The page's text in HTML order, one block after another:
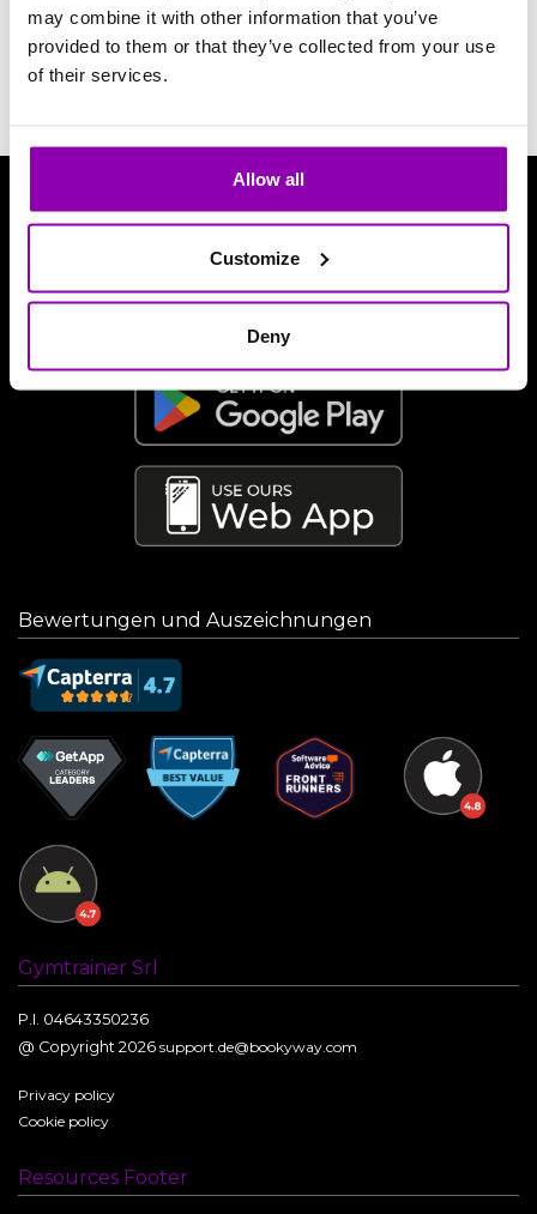
may combine it with other information that you’ve
provided to them or that they’ve collected from your use
of their services.
Allow all
Customize
Deny
Vorherige Seite
Laden Sie unsere App herunter
Bewertungen und Auszeichnungen
Gymtrainer Srl
P.I. 04643350236
@ Copyright 2026 support.de@bookyway.com
Privacy policy
Cookie policy
Resources Footer